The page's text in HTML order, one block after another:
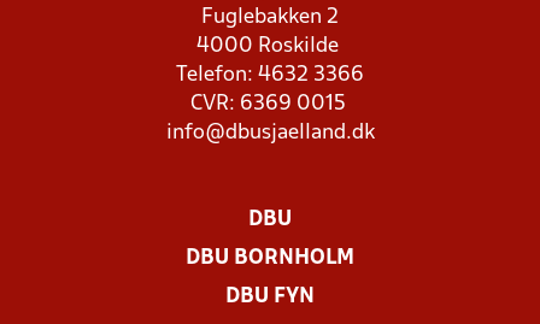
Fuglebakken 2
4000 Roskilde
Telefon: 4632 3366
CVR: 6369 0015
info@dbusjaelland.dk
DBU
DBU BORNHOLM
DBU FYN